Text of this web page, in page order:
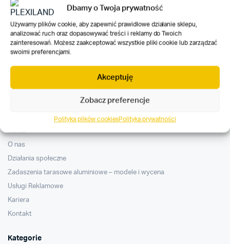
Dbamy o Twoja prywatność
Używamy plików cookie, aby zapewnić prawidłowe działanie sklepu,
analizować ruch oraz dopasowywać treści i reklamy do Twoich
zainteresowań. Możesz zaakceptować wszystkie pliki cookie lub zarządzać
swoimi preferencjami.
Akceptuję
Zobacz preferencje
Polityka plików cookiesPolityka prywatności
Opcje
można
wybrać
na
wariantów.
Opcje
można
wybrać
stronie
produktu
Zapisz się do naszego newslettera
Otrzymuj e-mailowe powiadomienia o nowościach w naszym
sklepie iofertach specjalnych
Home
O nas
Działania społeczne
Zadaszenia tarasowe aluminiowe – modele i wycena
Usługi Reklamowe
Kariera
Kontakt
Kategorie